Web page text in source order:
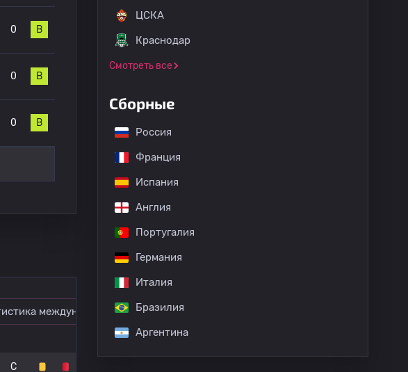
0 В
0 В
0 В
международных матчей
С
ЦСКА
Краснодар
Смотреть все
Сборные
Россия
Франция
Испания
Англия
Португалия
Германия
Италия
Бразилия
Аргентина